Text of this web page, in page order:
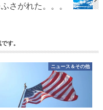
さがれた。。。
す。
ニュース＆その他